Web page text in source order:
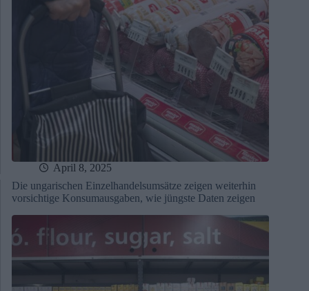
April 8, 2025
Die ungarischen Einzelhandelsumsätze zeigen weiterhin
vorsichtige Konsumausgaben, wie jüngste Daten zeigen